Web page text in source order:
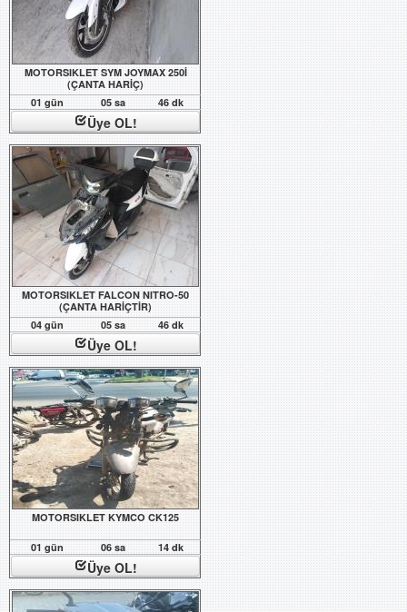
MOTORSIKLET SYM JOYMAX 250İ
(ÇANTA HARİÇ)
01 gün
05 sa 46 dk
Üye OL!
MOTORSIKLET FALCON NITRO-50
(ÇANTA HARİÇTİR)
04 gün
05 sa 46 dk
Üye OL!
MOTORSIKLET KYMCO CK125
01 gün 06 sa 14 dk
Üye OL!